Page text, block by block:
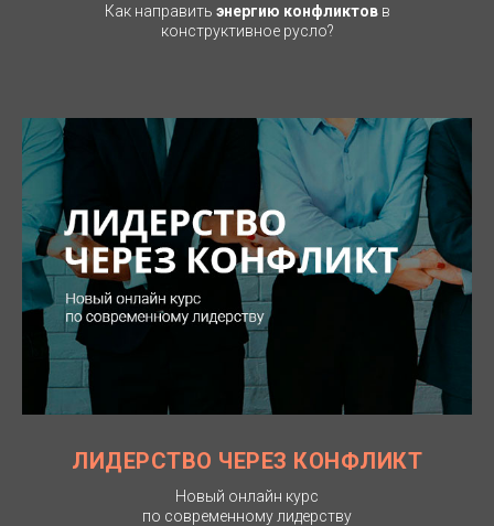
Как направить энергию конфликтов в
конструктивное русло?
ЛИДЕРСТВО ЧЕРЕЗ КОНФЛИКТ
Новый онлайн курс
по современному лидерству